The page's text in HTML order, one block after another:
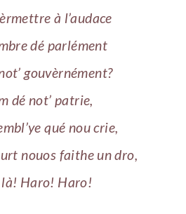
à l’audace
dé parlément
gouvèrnément?
dé not’ patrie,
qué nou crie,
nouos faithe un dro,
Haro! Haro!